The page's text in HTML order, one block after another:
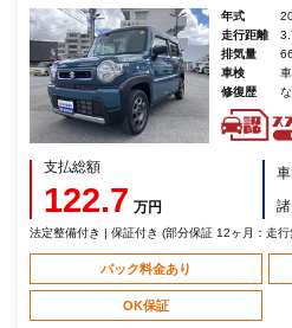
年式
走行距離
排気量
車検
修復歴
支払総額
122.7 万円
法定整備付き | 保証付き (部分保証 12ヶ月：走行
パック料金あり
OK保証